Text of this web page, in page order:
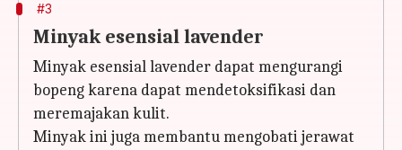
#3
Minyak esensial lavender
Minyak esensial lavender dapat mengurangi
bopeng karena dapat mendetoksifikasi dan
meremajakan kulit.
Minyak ini juga membantu mengobati jerawat